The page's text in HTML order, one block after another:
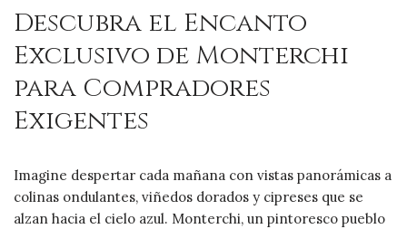
Descubra el Encanto
Exclusivo de Monterchi
para Compradores
Exigentes
Imagine despertar cada mañana con vistas panorámicas a
colinas ondulantes, viñedos dorados y cipreses que se
alzan hacia el cielo azul. Monterchi, un pintoresco pueblo